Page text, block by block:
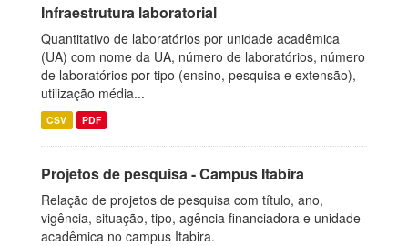
Infraestrutura laboratorial
Quantitativo de laboratórios por unidade acadêmica
(UA) com nome da UA, número de laboratórios, número
de laboratórios por tipo (ensino, pesquisa e extensão),
utilização média...
CSV PDF
Projetos de pesquisa - Campus Itabira
Relação de projetos de pesquisa com título, ano,
vigência, situação, tipo, agência financiadora e unidade
acadêmica no campus Itabira.